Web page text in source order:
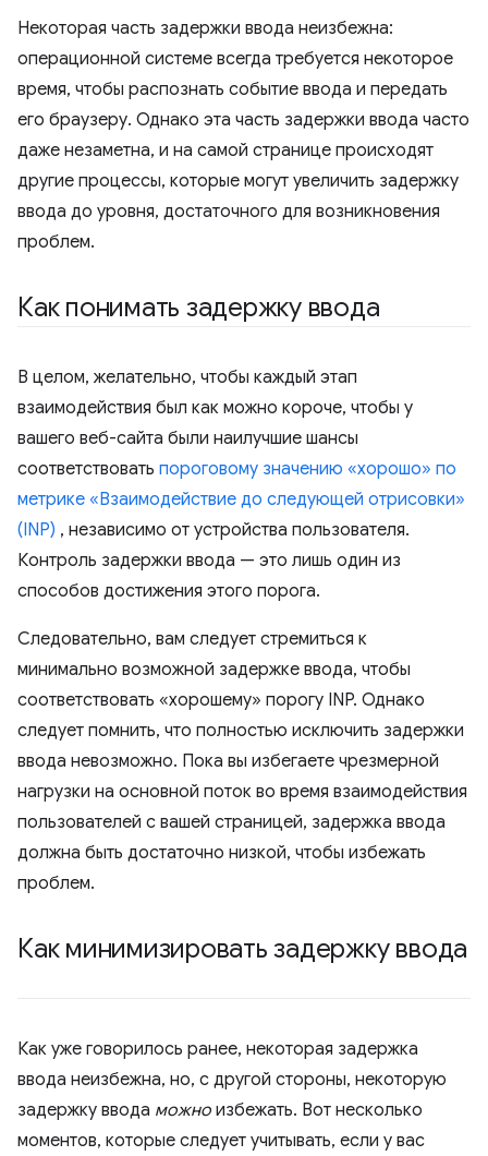
Некоторая часть задержки ввода неизбежна:
операционной системе всегда требуется некоторое
время, чтобы распознать событие ввода и передать
его браузеру. Однако эта часть задержки ввода часто
даже незаметна, и на самой странице происходят
другие процессы, которые могут увеличить задержку
ввода до уровня, достаточного для возникновения
проблем.
Как понимать задержку ввода
В целом, желательно, чтобы каждый этап
взаимодействия был как можно короче, чтобы у
вашего веб-сайта были наилучшие шансы
соответствовать пороговому значению «хорошо» по
метрике «Взаимодействие до следующей отрисовки»
(INP) , независимо от устройства пользователя.
Контроль задержки ввода — это лишь один из
способов достижения этого порога.
Следовательно, вам следует стремиться к
минимально возможной задержке ввода, чтобы
соответствовать «хорошему» порогу INP. Однако
следует помнить, что полностью исключить задержки
ввода невозможно. Пока вы избегаете чрезмерной
нагрузки на основной поток во время взаимодействия
пользователей с вашей страницей, задержка ввода
должна быть достаточно низкой, чтобы избежать
проблем.
Как минимизировать задержку ввода
Как уже говорилось ранее, некоторая задержка
ввода неизбежна, но, с другой стороны, некоторую
задержку ввода можно избежать. Вот несколько
моментов, которые следует учитывать, если у вас